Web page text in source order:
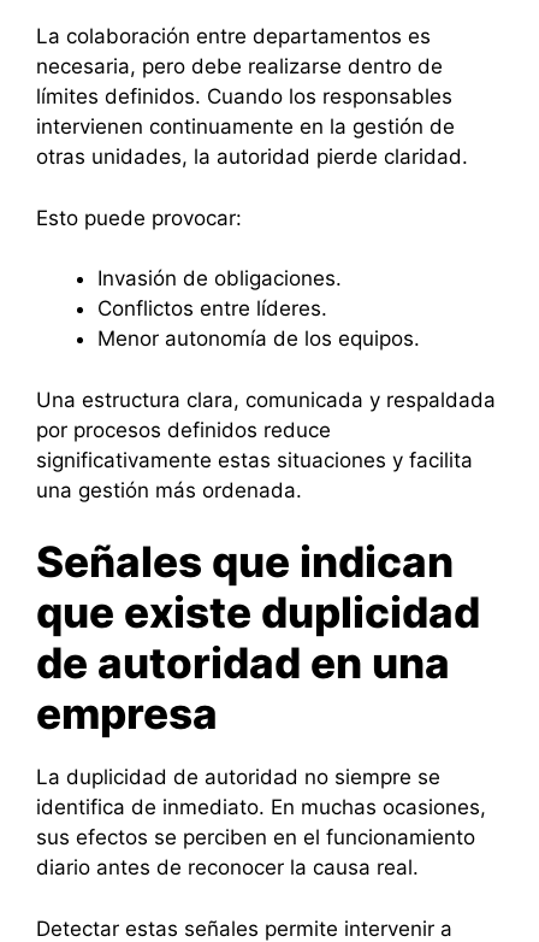
La colaboración entre departamentos es
necesaria, pero debe realizarse dentro de
límites definidos. Cuando los responsables
intervienen continuamente en la gestión de
otras unidades, la autoridad pierde claridad.
Esto puede provocar:
Invasión de obligaciones.
Conflictos entre líderes.
Menor autonomía de los equipos.
Una estructura clara, comunicada y respaldada
por procesos definidos reduce
significativamente estas situaciones y facilita
una gestión más ordenada.
Señales que indican
que existe duplicidad
de autoridad en una
empresa
La duplicidad de autoridad no siempre se
identifica de inmediato. En muchas ocasiones,
sus efectos se perciben en el funcionamiento
diario antes de reconocer la causa real.
Detectar estas señales permite intervenir a